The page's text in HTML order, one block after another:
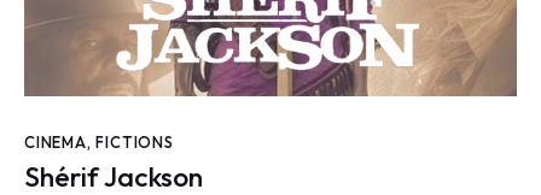
CINEMA,FICTIONS
Shérif Jackson